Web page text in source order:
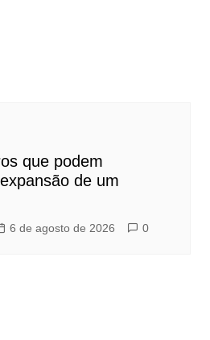
que podem
de um
6 de agosto de 2026 0